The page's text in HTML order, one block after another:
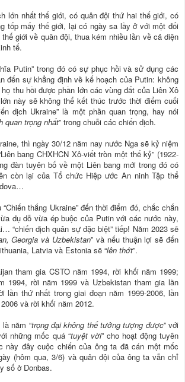
lớn nhất thế giới, có quân đội thứ hai thế giới, có
tốp mấy thế giới, lại có ngày sa lầy ở với một đối
giới về quân đội, thua kém nhiều lần về cả diện
tế.
Putin” trong đó có sự phục hồi và sử dụng các
đến sự khẳng định về kế hoạch của Putin: không
thu hồi được phần lớn các vùng đất của Liên Xô
này sẽ không thể kết thúc trước thời điểm cuối
dịch Ukraine” là một phần quan trọng, hay nói
quan trọng nhất” trong chuỗi các chiến dịch.
thì ngày 30/12 năm nay nước Nga sẽ kỷ niệm
bang CHXHCN Xô-viết tròn một thế kỷ” (1922-
đàn tuyên bố về một Liên bang mới trong đó có
còn lại của Tổ chức Hiệp ước An ninh Tập thể
thắng Ukraine” đến thời điểm đó, chắc chắn
dụ dỗ vừa ép buộc của Putin với các nước này,
“chiến dịch quân sự đặc biệt” tiếp! Năm 2023 sẽ
Georgia và Uzbekistan” và nếu thuận lợi sẽ đến
Latvia và Estonia sẽ “lên thớt”.
tham gia CSTO năm 1994, rời khối năm 1999;
1994, rời năm 1999 và Uzbekistan tham gia lần
lần thứ nhất trong giai đoạn năm 1999-2006, lần
và rời khối năm 2012.
năm “trọng đại không thể tưởng tượng được” với
những mốc quá “tuyệt vời” cho hoạt động tuyên
này đây cuộc chiến của ông ta đã cán một mốc
(hôm qua, 3/6) và quân đội của ông ta vẫn chỉ
số ở Donbas.